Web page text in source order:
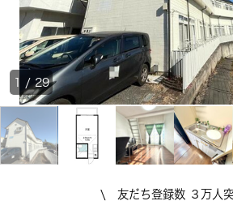
1 /29
\ 友だち登録数 ３万人